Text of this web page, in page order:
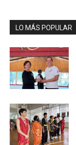
LO MÁS POPULAR